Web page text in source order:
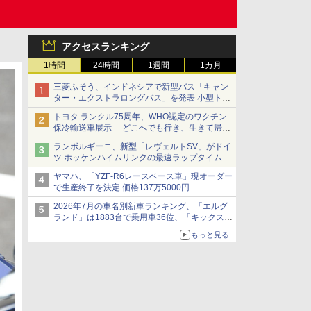
アクセスランキング
1時間 24時間 1週間 1カ月
三菱ふそう、インドネシアで新型バス「キャン
ター・エクストラロングバス」を発表 小型トラ
ックベースの観光・旅客輸送向けバス
トヨタ ランクル75周年、WHO認定のワクチン
保冷輸送車展示 「どこへでも行き、生きて帰っ
てこられる」ランドクルーザーで命をつなぐ
ランボルギーニ、新型「レヴェルトSV」がドイ
ツ ホッケンハイムリンクの最速ラップタイムを
記録
ヤマハ、「YZF-R6レースベース車」現オーダー
で生産終了を決定 価格137万5000円
2026年7月の車名別新車ランキング、「エルグ
ランド」は1883台で乗用車36位、「キックス」
もっと見る